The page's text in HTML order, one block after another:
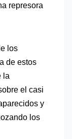
represora
los
de estos
la
el casi
y
los